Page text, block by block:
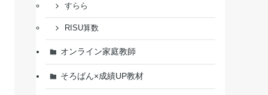
すらら
RISU算数
オンライン家庭教師
そろばん×成績UP教材